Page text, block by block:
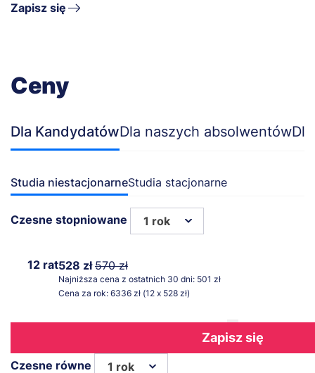
Zapisz się
Ceny
Dla KandydatówDla naszych absolwentów
Studia niestacjonarneStudia stacjonarne
Czesne stopniowane 1 rok
12 rat528 zł570 zł
Najniższa cena z ostatnich 30 dni: 501 zł
Cena za rok: 6336 zł (12 x 528 zł)
Zapisz się
Czesne równe 1 rok